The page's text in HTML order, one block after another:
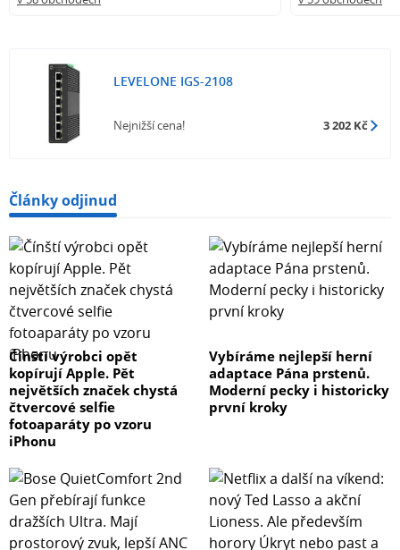
LEVELONE IGS-2108
Nejnižší cena! 3 202 Kč
Články odjinud
Čínští výrobci opět
kopírují Apple. Pět
největších značek chystá
čtvercové selfie
fotoaparáty po vzoru
iPhonu
Vybíráme nejlepší herní
adaptace Pána prstenů.
Moderní pecky i historicky
první kroky